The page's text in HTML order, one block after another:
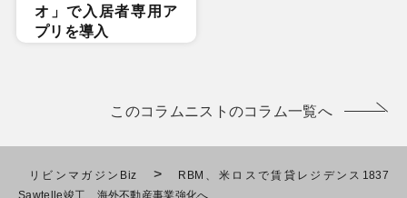
オ」で入居者専用ア
プリを導入
このコラムニストのコラム一覧へ
リビンマガジンBiz >
RBM、米ロスで賃貸レジデンス1837
Sawtelle竣工、海外不動産事業強化へ